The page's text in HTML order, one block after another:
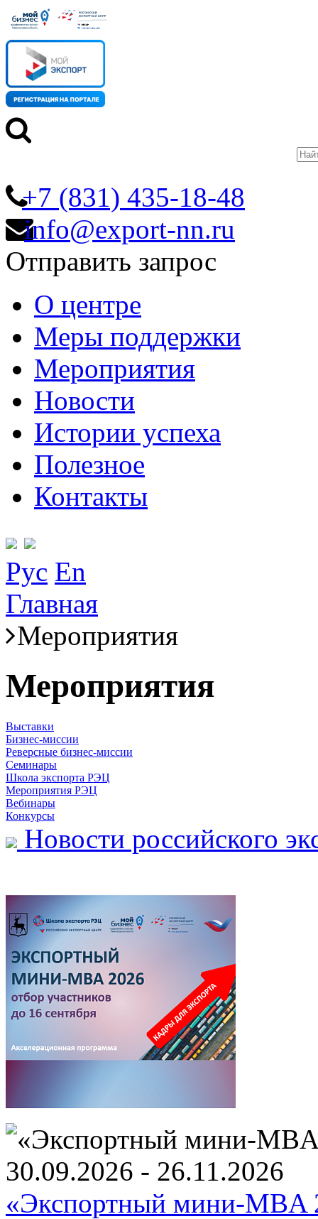
+7 (831) 435-18-48
info@export-nn.ru
Отправить запрос
О центре
Меры поддержки
Мероприятия
Новости
Истории успеха
Полезное
Контакты
Рус En
Главная
Мероприятия
Мероприятия
Выставки
Бизнес-миссии
Реверсные бизнес-миссии
Семинары
Школа экспорта РЭЦ
Мероприятия РЭЦ
Вебинары
Конкурсы
Новости российского
30.09.2026 - 26.11.2026
«Экспортный мини-MBA